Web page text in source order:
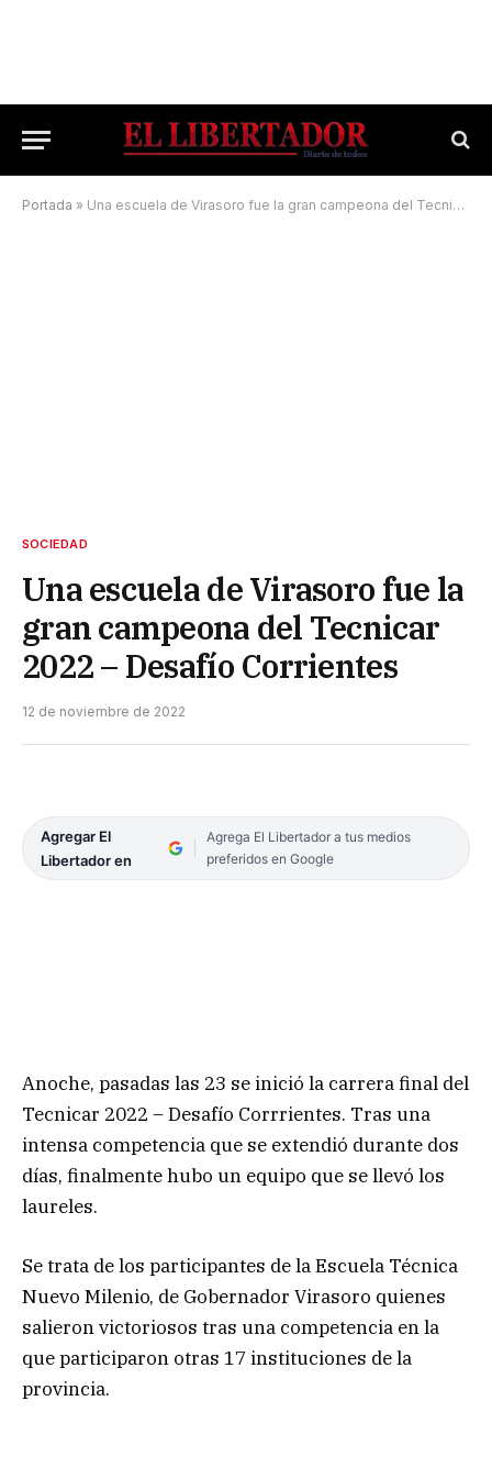
Portada » Una escuela de Virasoro fue la gran campeona del Tecnicar 2022 – Desafío Corrientes
SOCIEDAD
Una escuela de Virasoro fue la
gran campeona del Tecnicar
2022 – Desafío Corrientes
12 de noviembre de 2022
Agregar El
Libertador en
Agrega El Libertador a tus medios
preferidos en Google
Anoche, pasadas las 23 se inició la carrera final del
Tecnicar 2022 – Desafío Corrrientes. Tras una
intensa competencia que se extendió durante dos
días, finalmente hubo un equipo que se llevó los
laureles.
Se trata de los participantes de la Escuela Técnica
Nuevo Milenio, de Gobernador Virasoro quienes
salieron victoriosos tras una competencia en la
que participaron otras 17 instituciones de la
provincia.